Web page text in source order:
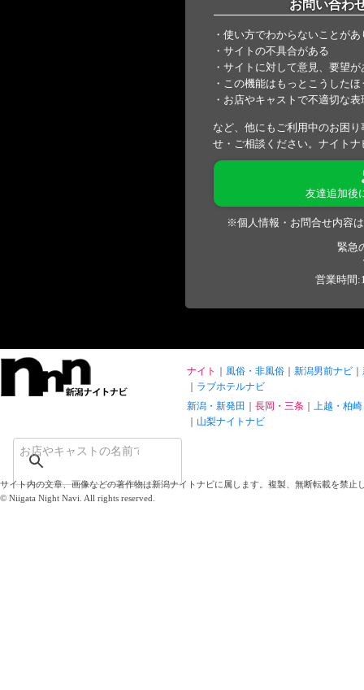
お問い合わ
・使い方でわからないことが
・サイトの不具合がある
・サイトに対して意見、要望が
・この機能はもっとこうした
・お店やキャストで不適切な
など、他にもご利用中のお困
せ・ご相談ください。ナイト
友達追加後
※個人情報・お問合せ内容
緊急
営業時間
ナイト 風俗・非風俗 新潟男前ナビ
ラブホテルナビ
新潟・新発田
長岡・三条
上越・柏崎
山梨ナイトナビ
サイト内の文章、画像などの著作物は新潟ナイトナビに属します。複製、無断転載を禁止
© Niigata Night Navi. All rights reserved.